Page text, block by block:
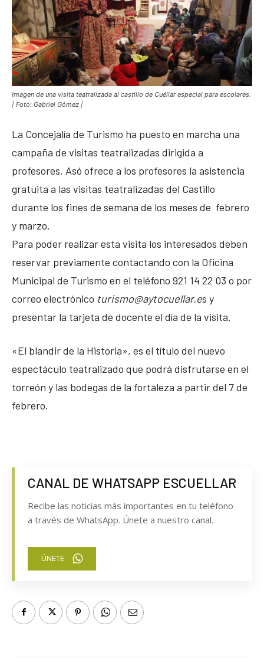
Imagen de una visita teatralizada al castillo de Cuéllar especial para escolares.
| Foto: Gabriel Gómez |
La Concejalía de Turismo ha puesto en marcha una
campaña de visitas teatralizadas dirigida a
profesores. Asó ofrece a los profesores la asistencia
gratuita a las visitas teatralizadas del Castillo
durante los fines de semana de los meses de febrero
y marzo.
Para poder realizar esta visita los interesados deben
reservar previamente contactando con la Oficina
Municipal de Turismo en el teléfono 921 14 22 03 o por
correo electrónico turismo@aytocuellar.es y
presentar la tarjeta de docente el día de la visita.
«El blandir de la Historia», es el título del nuevo
espectáculo teatralizado que podrá disfrutarse en el
torreón y las bodegas de la fortaleza a partir del 7 de
febrero.
CANAL DE WHATSAPP ESCUELLAR
Recibe las noticias más importantes en tu teléfono
a través de WhatsApp. Únete a nuestro canal.
ÚNETE